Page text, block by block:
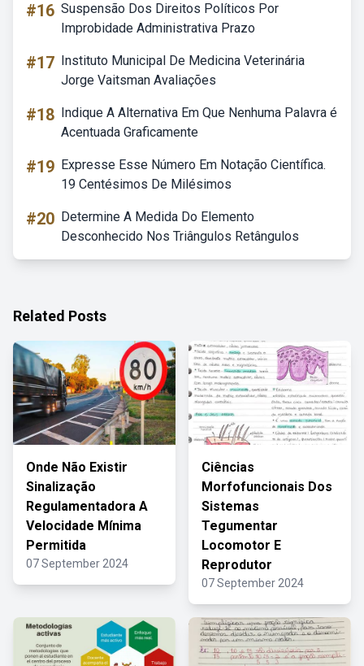
#16 Suspensão Dos Direitos Políticos Por
Improbidade Administrativa Prazo
#17 Instituto Municipal De Medicina Veterinária
Jorge Vaitsman Avaliações
#18 Indique A Alternativa Em Que Nenhuma Palavra é
Acentuada Graficamente
#19 Expresse Esse Número Em Notação Científica.
19 Centésimos De Milésimos
#20 Determine A Medida Do Elemento
Desconhecido Nos Triângulos Retângulos
Related Posts
Onde Não Existir
Sinalização
Regulamentadora A
Velocidade Mínima
Permitida
07 September 2024
Ciências
Morfofuncionais Dos
Sistemas
Tegumentar
Locomotor E
Reprodutor
07 September 2024